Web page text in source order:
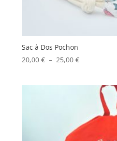
Sac à Dos Pochon
20,00 € – 25,00 €Plage
20,00 €
25,00 €